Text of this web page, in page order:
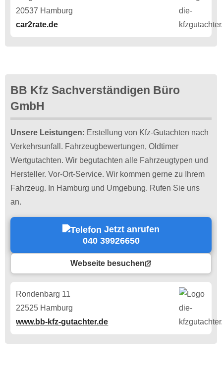
20537 Hamburg
car2rate.de
BB Kfz Sachverständigen Büro
GmbH
Unsere Leistungen: Erstellung von Kfz-Gutachten nach
Verkehrsunfall. Fahrzeugbewertungen, Oldtimer
Wertgutachten. Wir begutachten alle Fahrzeugtypen und
Hersteller. Vor-Ort-Service. Wir kommen gerne zu Ihrem
Fahrzeug. In Hamburg und Umgebung. Rufen Sie uns
an.
Jetzt anrufen
040 39926650
Webseite besuchen
Rondenbarg 11
22525 Hamburg
www.bb-kfz-gutachter.de